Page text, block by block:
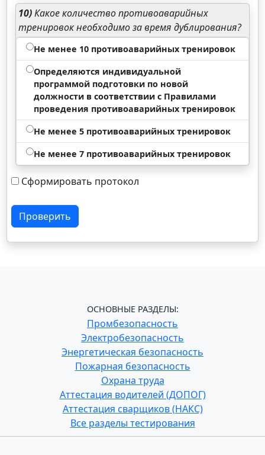
10)Какое количество противоаварийных
тренировок необходимо за время дублирования?
Не менее 10 противоаварийных тренировок
Определяются индивидуальной
программой подготовки по новой
должности в соответствии с Правилами
проведения противоаварийных тренировок
Не менее 5 противоаварийных тренировок
Не менее 7 противоаварийных тренировок
Сформировать протокол
Проверить
ОСНОВНЫЕ РАЗДЕЛЫ:
Промбезопасность
Электробезопасность
Энергетическая безопасность
Пожарная безопасность
Охрана труда
Аттестация водителей (ДОПОГ)
Аттестация сварщиков (НАКС)
Все разделы тестирования